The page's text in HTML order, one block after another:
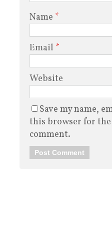
Name *
Email *
Website
Save my name,
this browser for
comment.